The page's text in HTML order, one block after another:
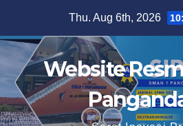
content
Thu. Aug 6th, 2026
Website